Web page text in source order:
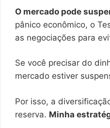
O mercado pode
pânico econômico, o
as negociações para
Se você precisar do
mercado estiver
Por isso, a
reserva. Minha